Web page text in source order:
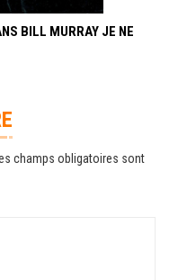
BILL MURRAY JE NE
champs obligatoires sont